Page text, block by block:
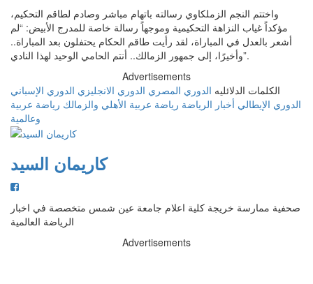
واختتم النجم الزملكاوي رسالته باتهام مباشر وصادم لطاقم التحكيم،
مؤكداً غياب النزاهة التحكيمية وموجهاً رسالة خاصة للمدرج الأبيض: “لم
أشعر بالعدل في المباراة، لقد رأيت طاقم الحكام يحتفلون بعد المباراة..
وأخيرًا، إلى جمهور الزمالك.. أنتم الحامي الوحيد لهذا النادي”.
Advertisements
الكلمات الدلائليه الدوري المصري الدوري الانجليزي الدوري الإسباني
الدوري الإيطالي أخبار الرياضة رياضة عربية الأهلي والزمالك رياضة عربية
وعالمية
كاريمان السيد
صحفية ممارسة خريجة كلية اعلام جامعة عين شمس متخصصة في اخبار
الرياضة العالمية
Advertisements